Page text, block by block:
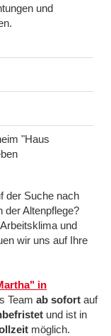
und
"Haus
der Suche nach
der Altenpflege?
und
wir uns auf Ihre
in
Team ab sofort auf
und ist in
möglich.